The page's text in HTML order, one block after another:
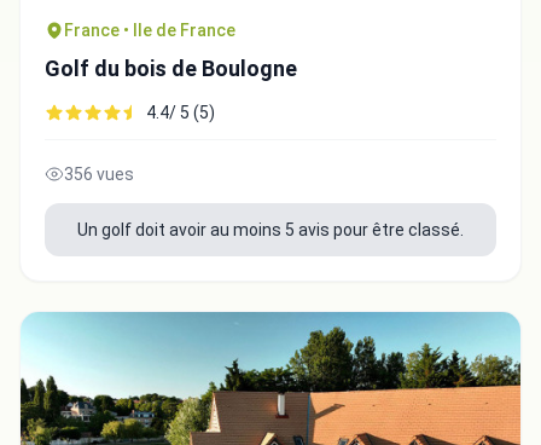
France • Ile de France
Golf du bois de Boulogne
4.4/ 5 (5)
356 vues
Un golf doit avoir au moins 5 avis pour être classé.